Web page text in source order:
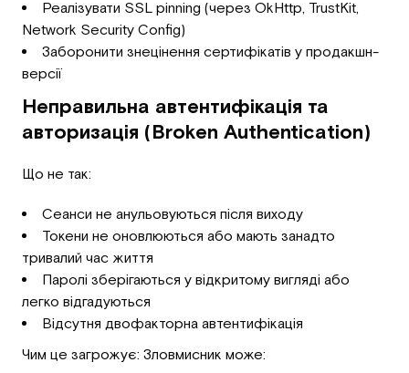
Реалізувати SSL pinning (через OkHttp, TrustKit,
Network Security Config)
Заборонити знецінення сертифікатів у продакшн-
версії
Неправильна автентифікація та
авторизація (Broken Authentication)
Що не так:
Сеанси не анульовуються після виходу
Токени не оновлюються або мають занадто
тривалий час життя
Паролі зберігаються у відкритому вигляді або
легко відгадуються
Відсутня двофакторна автентифікація
Чим це загрожує: Зловмисник може: